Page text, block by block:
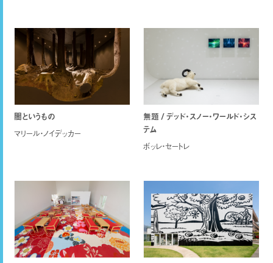
闇というもの
マリール・ノイデッカー
無題 / デッド・スノー・ワールド・シス
テム
ボッレ・セートレ